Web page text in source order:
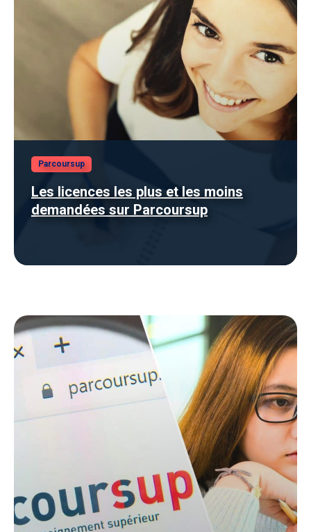
Parcoursup
Les licences les plus et les moins
demandées sur Parcoursup